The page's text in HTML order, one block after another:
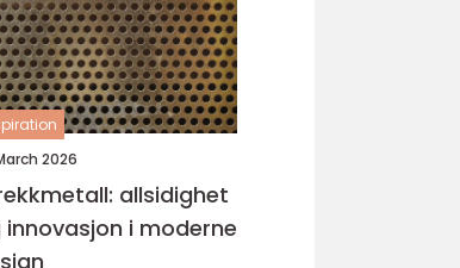
2026
allsidighet
innovasjon i moderne